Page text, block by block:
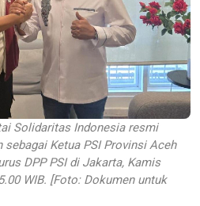
Solidaritas Indonesia resmi
Ketua PSI Provinsi Aceh
DPP PSI di Jakarta, Kamis
WIB. [Foto: Dokumen untuk